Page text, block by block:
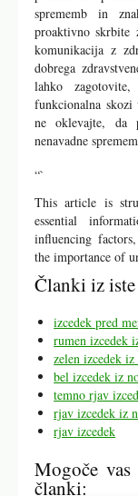
Upoštevajte
blagim milom
dišečim milom
Nosite
koži, da diha,
Izogibajte se
mokrih
okužbe.
floro nožnice.
Redni
ohranjanje
Zaključek
pomembno
sprememb in
proaktivno skrbite
komunikacija z
dobrega
lahko
funkcionalna skozi
nenavadne